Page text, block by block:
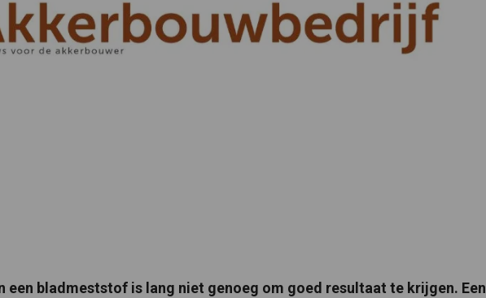
een bladmeststof is lang niet genoeg om goed resultaat te krijgen. Een